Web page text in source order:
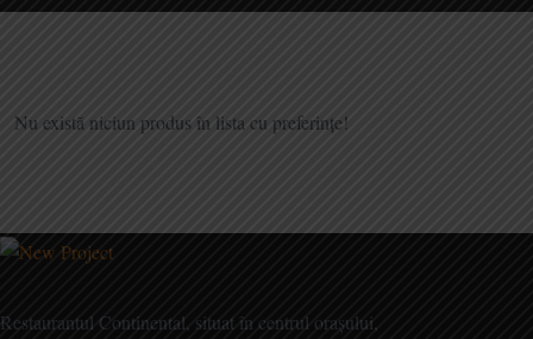
Nu există niciun produs în lista cu preferințe!
Restaurantul Continental, situat în centrul orașului,